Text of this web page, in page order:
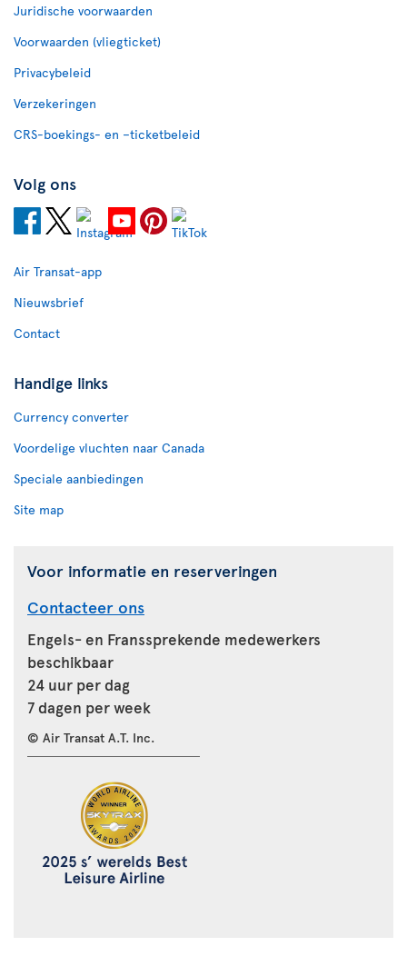
Juridische voorwaarden
Voorwaarden (vliegticket)
Privacybeleid
Verzekeringen
CRS-boekings- en –ticketbeleid
Volg ons
Air Transat-app
Nieuwsbrief
Contact
Handige links
Currency converter
Voordelige vluchten naar Canada
Speciale aanbiedingen
Site map
Voor informatie en reserveringen
Contacteer ons
Engels- en Franssprekende medewerkers
beschikbaar
24 uur per dag
7 dagen per week
© Air Transat A.T. Inc.